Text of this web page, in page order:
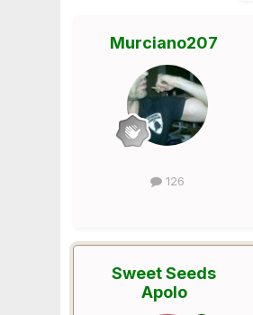
Murciano207
126
Sweet Seeds
Apolo